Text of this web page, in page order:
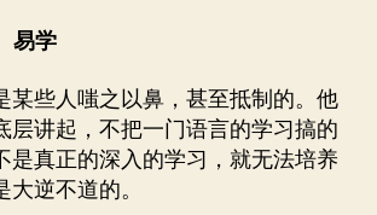
易学
某些人嗤之以鼻，甚至抵制的。他
层讲起，不把一门语言的学习搞的
是真正的深入的学习，就无法培养
逆不道的。